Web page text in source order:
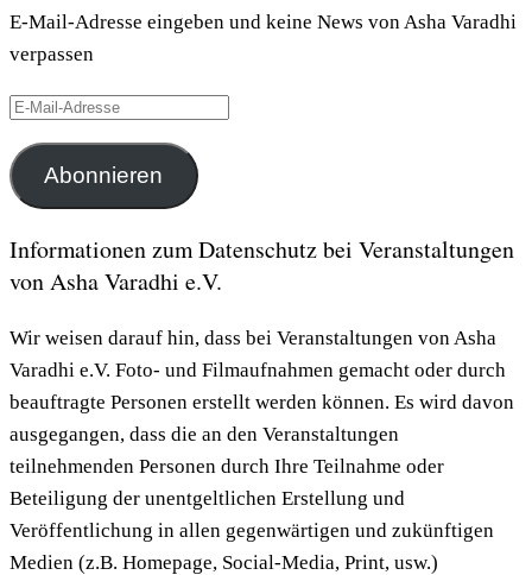
E-Mail-Adresse eingeben und keine News von Asha Varadhi
verpassen
E-
Mail-
AdresseAbonnieren
Informationen zum Datenschutz bei Veranstaltungen
von Asha Varadhi e.V.
Wir weisen darauf hin, dass bei Veranstaltungen von Asha
Varadhi e.V. Foto- und Filmaufnahmen gemacht oder durch
beauftragte Personen erstellt werden können. Es wird davon
ausgegangen, dass die an den Veranstaltungen
teilnehmenden Personen durch Ihre Teilnahme oder
Beteiligung der unentgeltlichen Erstellung und
Veröffentlichung in allen gegenwärtigen und zukünftigen
Medien (z.B. Homepage, Social-Media, Print, usw.)